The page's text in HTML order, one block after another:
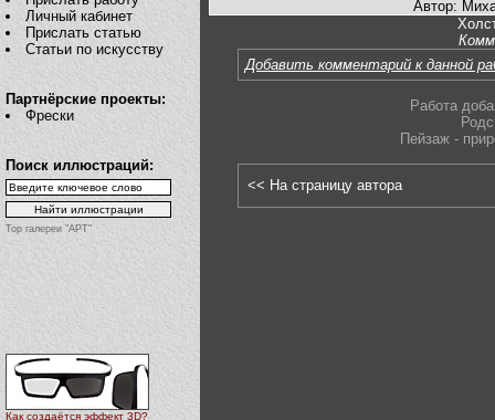
Личный кабинет
Прислать статью
Статьи по искусству
Партнёрские проекты:
Фрески
Поиск иллюстраций:
Top галереи "АРТ"
Как создаётся эффект 3D?
Автор:
Добавить комментарий к данной
Работа
Пейзаж -
<< На страницу автора